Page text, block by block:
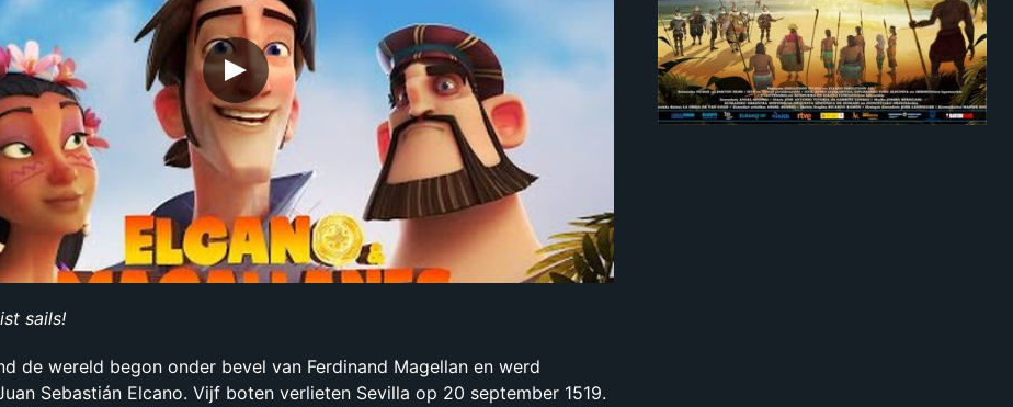
sails!
de wereld begon onder bevel van Ferdinand Magellan en werd
Sebastián Elcano. Vijf boten verlieten Sevilla op 20 september 1519.